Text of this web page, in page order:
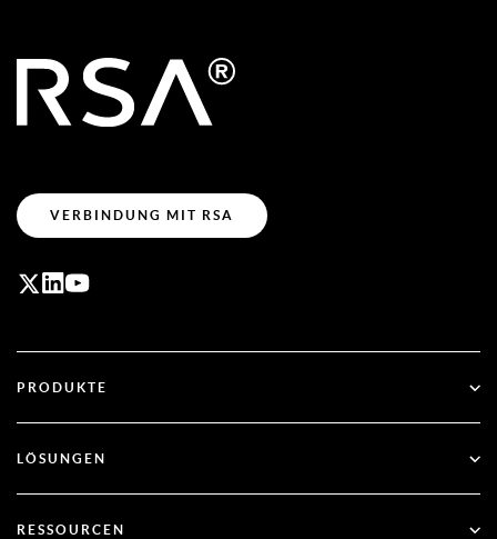
VERBINDUNG MIT RSA
PRODUKTE
SecurID
LÖSUNGEN
RESSOURCEN